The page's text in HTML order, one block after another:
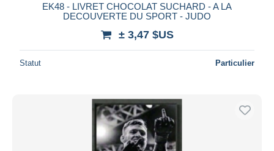
EK48 - LIVRET CHOCOLAT SUCHARD - A LA
DECOUVERTE DU SPORT - JUDO
± 3,47 $US
Statut Particulier